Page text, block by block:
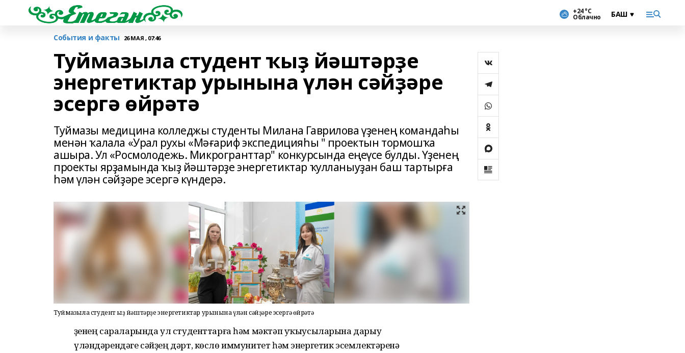
+24 °С
Облачно
События и факты 26 МАЯ , 07:46
Туймазыла студент ҡыҙ йәштәрҙе
энергетиктар урынына үлән сәйҙәре
эсергә өйрәтә
Туймазы медицина колледжы студенты Милана Гаврилова үҙенең командаһы
менән ҡалала «Урал рухы «Мәғариф экспедицияһы " проектын тормошҡа
ашыра. Ул «Росмолодежь. Микрогранттар" конкурсында еңеүсе булды. Үҙенең
проекты ярҙамында ҡыҙ йәштәрҙе энергетиктар ҡулланыуҙан баш тартырға
һәм үлән сәйҙәре эсергә күндерә.
Туймазыла студент ҡыҙ йәштәрҙе энергетиктар урынына үлән сәйҙәре эсергә өйрәтә
Үҙенең сараларында ул студенттарға һәм мәктәп уҡыусыларына дарыу
үләндәрендәге сәйҙең дәрт, көслө иммунитет һәм энергетик эсемлектәренә